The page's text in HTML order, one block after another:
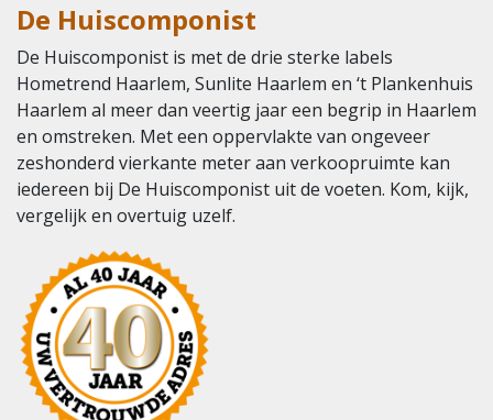
De Huiscomponist
De Huiscomponist is met de drie sterke labels
Hometrend Haarlem, Sunlite Haarlem en ‘t Plankenhuis
Haarlem al meer dan veertig jaar een begrip in Haarlem
en omstreken. Met een oppervlakte van ongeveer
zeshonderd vierkante meter aan verkoopruimte kan
iedereen bij De Huiscomponist uit de voeten. Kom, kijk,
vergelijk en overtuig uzelf.